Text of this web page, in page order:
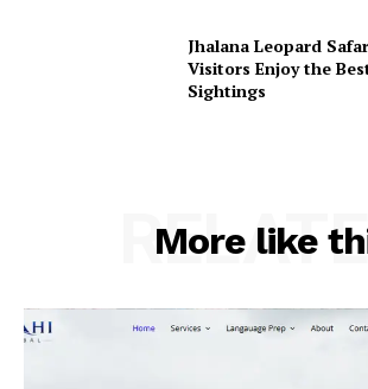
Jhalana Leopard
Visitors Enjoy the
Sightings
More like